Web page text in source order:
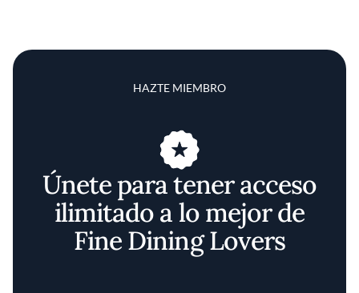
HAZTE MIEMBRO
Únete para tener acceso
ilimitado a lo mejor de
Fine Dining Lovers